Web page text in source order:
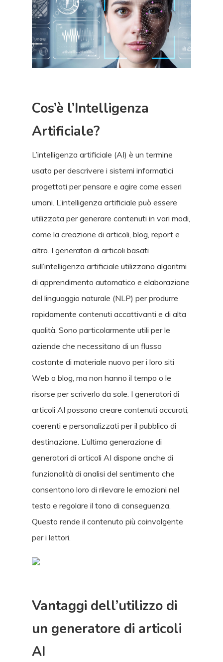
Cos’è l’Intelligenza
Artificiale?
L’intelligenza artificiale (AI) è un termine
usato per descrivere i sistemi informatici
progettati per pensare e agire come esseri
umani. L’intelligenza artificiale può essere
utilizzata per generare contenuti in vari modi,
come la creazione di articoli, blog, report e
altro. I generatori di articoli basati
sull’intelligenza artificiale utilizzano algoritmi
di apprendimento automatico e elaborazione
del linguaggio naturale (NLP) per produrre
rapidamente contenuti accattivanti e di alta
qualità. Sono particolarmente utili per le
aziende che necessitano di un flusso
costante di materiale nuovo per i loro siti
Web o blog, ma non hanno il tempo o le
risorse per scriverlo da sole. I generatori di
articoli AI possono creare contenuti accurati,
coerenti e personalizzati per il pubblico di
destinazione. L’ultima generazione di
generatori di articoli AI dispone anche di
funzionalità di analisi del sentimento che
consentono loro di rilevare le emozioni nel
testo e regolare il tono di conseguenza.
Questo rende il contenuto più coinvolgente
per i lettori.
Vantaggi dell’utilizzo di
un generatore di articoli
AI